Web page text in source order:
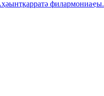
филармониаҿы.